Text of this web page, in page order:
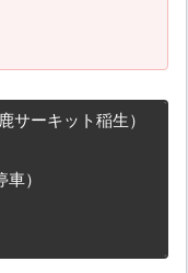
サーキット稲生）
）